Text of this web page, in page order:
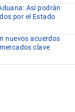
Así podrán
por el Estado
nuevos acuerdos
clave